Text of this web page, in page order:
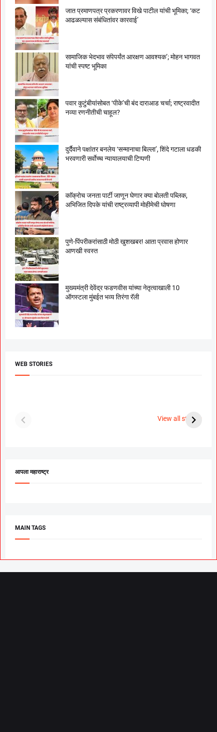
जात प्रमाणपत्र प्रकरणावर विखे पाटील यांची भूमिका; ‘कट
आढळल्यास संबंधितांवर कारवाई’
सामाजिक भेदभाव संपेपर्यंत आरक्षण आवश्यक’; मोहन भागवत
यांची स्पष्ट भूमिका
पवार कुटुंबीयांसोबत ‘पीके’ची बंद दाराआड चर्चा; राष्ट्रवादीत
नव्या रणनीतीची चाहूल?
दुर्दैवाने पक्षांतर बनलेय ‘सन्मानाचा बिल्ला’, शिंदे गटाला धडकी
भरवणारी सर्वाेच्च न्यायालयाची टिप्पणी
काॅक्राेच जनता पार्टी जाणून घेणार क्या बाेलती पब्लिक,
अभिजित दिपके यांची राष्ट्रव्यापी माेहीमेची घाेषणा
पुणे-पिंपरीकरांसाठी मोठी खुशखबर! आता प्रवास होणार
आणखी स्वस्त
मुख्यमंत्री देवेंद्र फडणवीस यांच्या नेतृत्वाखाली 10
ऑगस्टला मुंबईत भव्य तिरंगा रॅली
WEB STORIES
View all stories
पूजा सावंत ने गुपचूप
आपला महाराष्ट्र
MAIN TAGS